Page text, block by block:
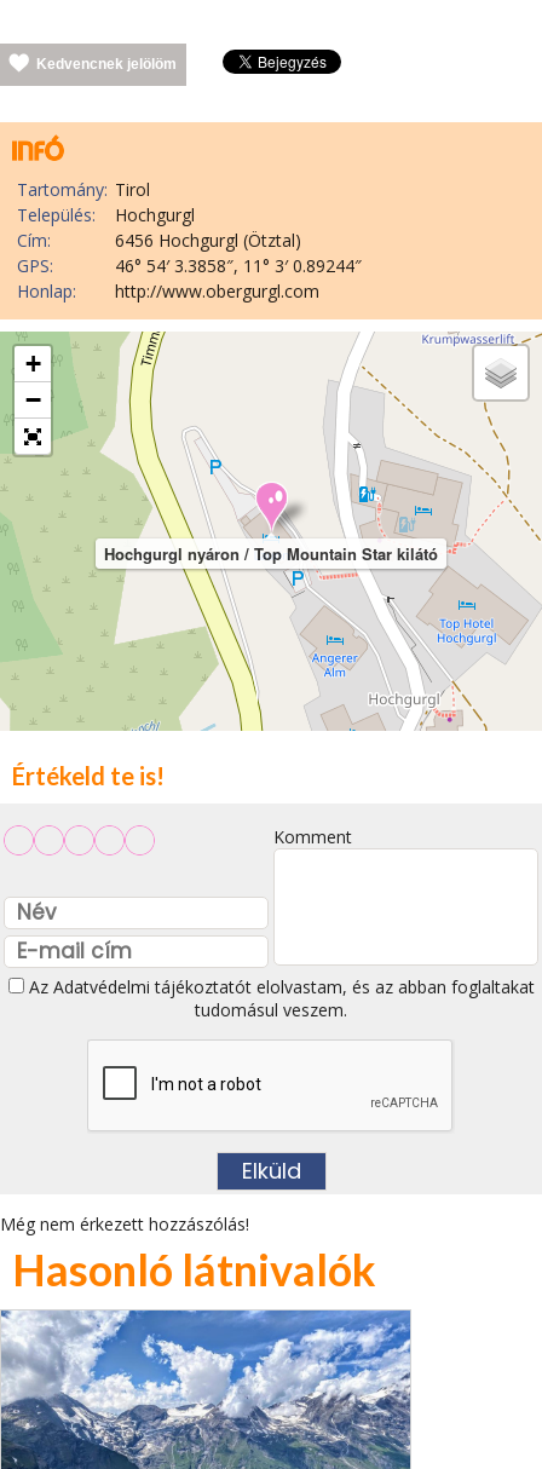
Kedvencnek jelölöm
Tartomány: Tirol
Település:
Hochgurgl
Cím:
6456 Hochgurgl (Ötztal)
GPS:
46° 54′ 3.3858″, 11° 3′ 0.89244″
Honlap:
http://www.obergurgl.com
Hochgurgl nyáron / Top Mountain Star kilátó
+
−
Értékeld te is!
Komment
Az Adatvédelmi tájékoztatótelolvastam, és az abban foglaltakat
tudomásul veszem.
Még nem érkezett hozzászólás!
Hasonló látnivalók